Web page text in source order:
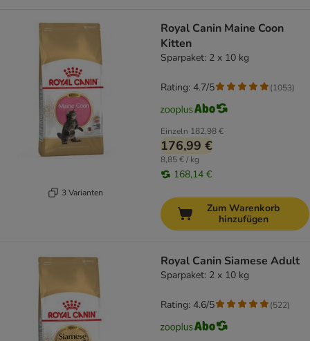
3 Varianten
Royal Canin Maine Coon
Kitten
Sparpaket: 2 x 10 kg
Einzeln 182,98 €
176,99 €
8,85 € / kg
168,14 €
Rating: 4.7/5 (1053)
Zum Warenkorb
hinzufügen
Royal Canin Siamese Adult
Sparpaket: 2 x 10 kg
Rating: 4.6/5 (522)